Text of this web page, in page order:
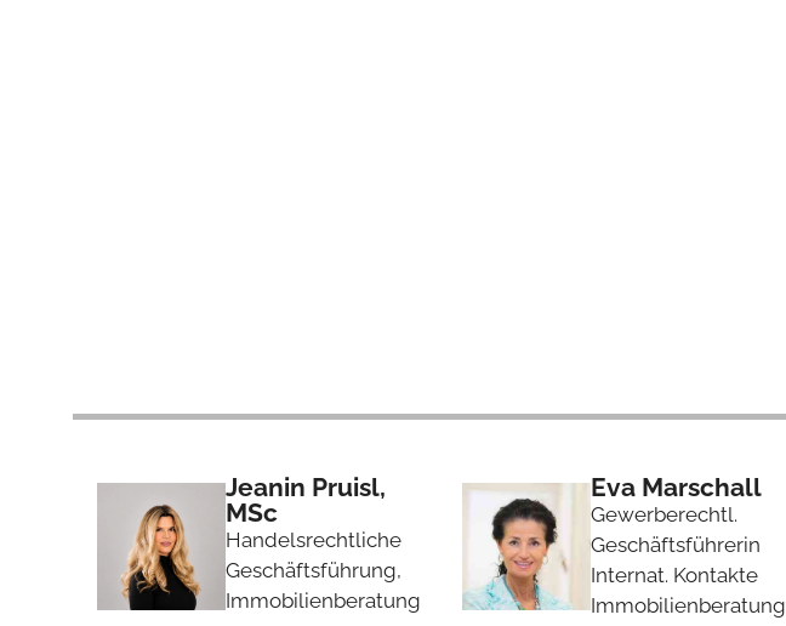
Jeanin Pruisl,
MSc
Handelsrechtliche
Geschäftsführung,
Immobilienberatung
Eva Marschall
Gewerberechtl.
Geschäftsführerin
Internat. Kontakte
Immobilienberatung